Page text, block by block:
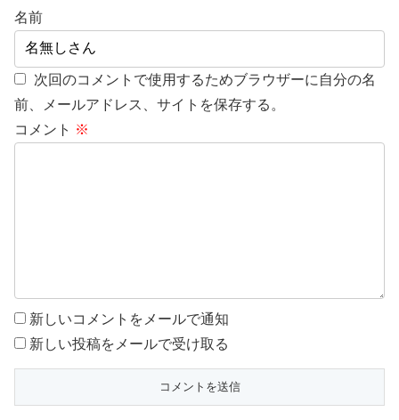
名前
次回のコメントで使用するためブラウザーに自分の名
前、メールアドレス、サイトを保存する。
コメント ※
新しいコメントをメールで通知
新しい投稿をメールで受け取る